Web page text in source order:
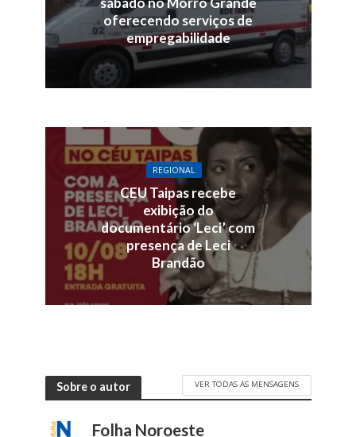
oferecendo serviços de
empregabilidade
REGIONAL
CEU Taipas recebe
exibição do
documentário ‘Leci’ com
presença de Leci
Brandão
Sobre o autor VER TODAS AS MENSAGENS
Folha Noroeste